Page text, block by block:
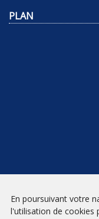
PLAN
INSCRIPTION
En poursuivant votre
l'utilisation de cookies